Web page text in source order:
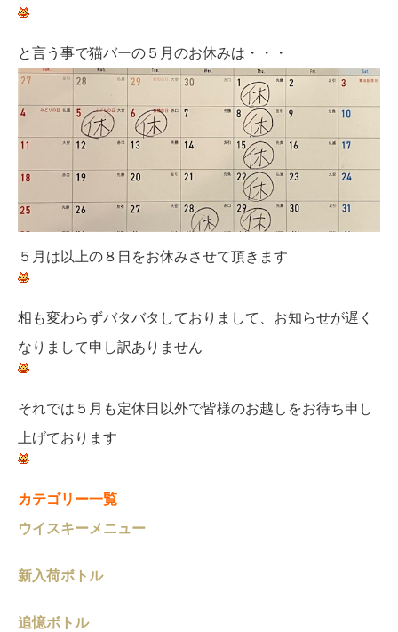
と言う事で猫バーの５月のお休みは・・・
５月は以上の８日をお休みさせて頂きます
相も変わらずバタバタしておりまして、お知らせが遅く
なりまして申し訳ありません
それでは５月も定休日以外で皆様のお越しをお待ち申し
上げております
カテゴリー一覧
ウイスキーメニュー
新入荷ボトル
追憶ボトル